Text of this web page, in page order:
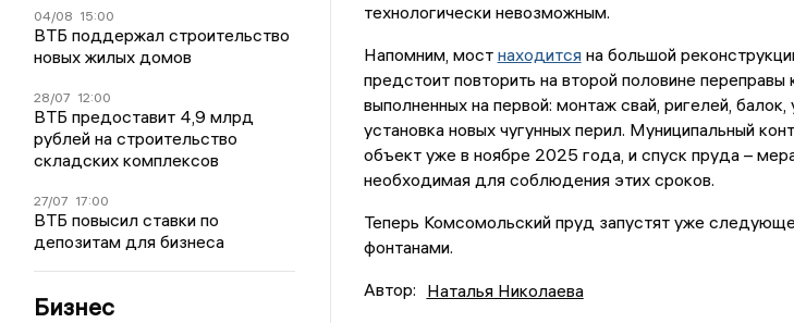
04/08 15:00
ВТБ поддержал строительство
новых жилых домов
28/07 12:00
ВТБ предоставит 4,9 млрд
рублей на строительство
складских комплексов
27/07 17:00
ВТБ повысил ставки по
депозитам для бизнеса
Бизнес
технологически невозможным.
Напомним, мост находитсяна большой
предстоит повторить на второй половине
выполненных на первой: монтаж свай, ригелей, балок,
установка новых чугунных перил. Муниципальный
объект уже в ноябре 2025 года, и спуск пруда –
необходимая для соблюдения этих сроков.
Теперь Комсомольский пруд запустят уже
фонтанами.
Автор: Наталья Николаева